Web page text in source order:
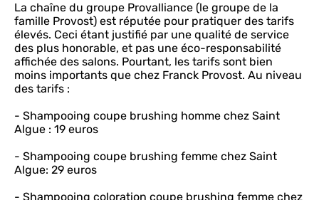
La chaîne du groupe Provalliance (le groupe de la
famille Provost) est réputée pour pratiquer des tarifs
élevés. Ceci étant justifié par une qualité de service
des plus honorable, et pas une éco-responsabilité
affichée des salons. Pourtant, les tarifs sont bien
moins importants que chez Franck Provost. Au niveau
des tarifs :
- Shampooing coupe brushing homme chez Saint
Algue : 19 euros
- Shampooing coupe brushing femme chez Saint
Algue: 29 euros
- Shampooing coloration coupe brushing femme chez